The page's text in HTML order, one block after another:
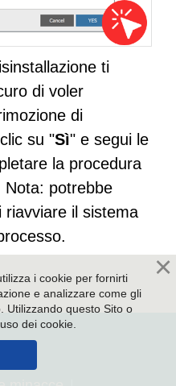
ti
di voler
di
su "Sì" e segui le
la procedura
Nota: potrebbe
riavviare il sistema
i cookie per fornirti
e analizzare come gli
Utilizzando questo Sito o
dei cookie.